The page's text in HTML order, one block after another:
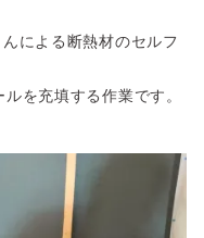
による断熱材のセルフ
を充填する作業です。